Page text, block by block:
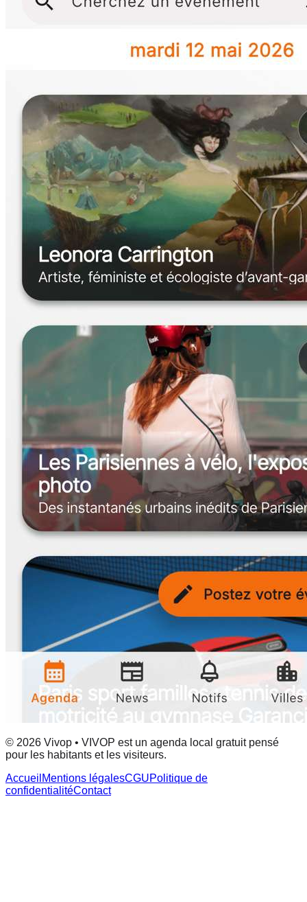
© 2026 Vivop • VIVOP est un agenda local gratuit pensé
pour les habitants et les visiteurs.
Accueil Mentions légalesCGUPolitique de
confidentialitéContact